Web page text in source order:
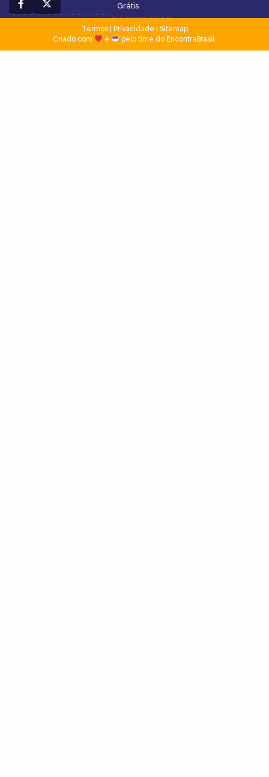
Grátis
Termos| Privacidade
Sitemap
Criado com
e pelo time do EncontraBrasil